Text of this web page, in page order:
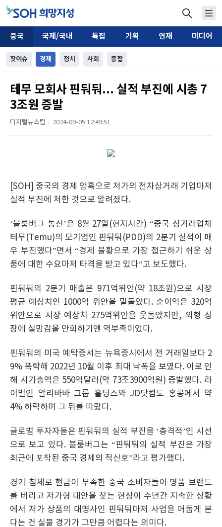
중국 국제/국내 특집 기획 연재 미디어
핫이슈 경제 정치 사회 종합
테무 모회사 핀둬둬... 실적 부진에 시총 7
3조원 증발
디지털뉴스팀 2024-09-05 12:49:51
[SOH] 중국의 경제 암흑으로 저가의 전자상거래 기업마저
실적 부진에 처한 것으로 알려졌다.
‘블룸버그 통신’은 8월 27일(현지시간) “중국 상거래업체
테무(Temu)의 모기업인 핀둬둬(PDD)의 2분기 실적이 매
우 부진했다”면서 “경제 불황으로 가장 접근하기 쉬운 상
품에 대한 수요마저 타격을 받고 있다”고 보도했다.
핀둬둬의 2분기 매출은 971억위안(약 18조원)으로 시장
평균 예상치인 1000억 위안을 밑돌았다. 순이익은 320억
위안으로 시장 예상치 275억위안을 웃돌았지만, 외형 성
장에 실망감을 만회하기엔 역부족이었다.
핀둬둬의 미국 예탁증서는 뉴욕증시에서 전 거래일보다 2
9% 폭락해 2022년 10월 이후 최대 낙폭을 보였다. 이로 인
해 시가총액은 550억달러(약 73조3900억원) 증발했다. 라
이벌인 알리바바 그룹 홀딩스와 JD닷컴도 홍콩에서 약
4% 하락하며 그 뒤를 따랐다.
글로벌 투자자들은 핀둬둬의 실적 부진을 ‘충격적’인 시선
으로 보고 있다. 블룸버그는 “핀둬둬의 실적 부진은 가장
최근에 포착된 중국 경제의 적신호”라고 평가했다.
경기 침체로 현금이 부족한 중국 소비자들이 명품 브랜드
를 버리고 저가형 대안을 찾는 현상이 수년간 지속한 상황
에서 저가 상품의 대명사인 핀둬둬마저 사업을 어둡게 본
다는 건 실물 경기가 그만큼 어렵다는 의미다.